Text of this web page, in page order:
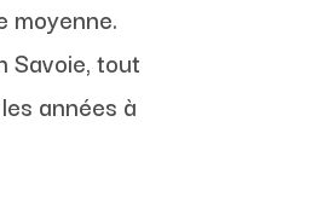
moyenne.
Savoie, tout
années à